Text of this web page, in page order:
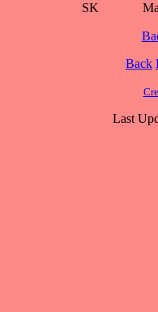
SK
Back
Last